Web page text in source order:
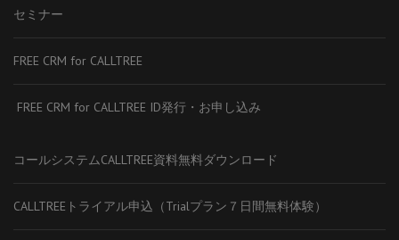
セミナー
FREE CRM for CALLTREE
FREE CRM for CALLTREE ID発行・お申し込み
コールシステムCALLTREE資料無料ダウンロード
CALLTREEトライアル申込（Trialプラン７日間無料体験）